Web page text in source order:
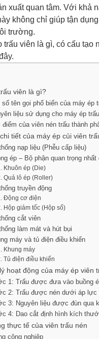
xuất quan tâm. Với khả
không chỉ giúp tận
trường.
trấu viên là gì, có cấu tạo
viên là gì?
số tên gọi phổ biến của máy ép
liệu sử dụng cho máy ép
điểm của viên nén trấu thành
tiết của máy ép củi viên
nạp liệu (Phễu cấp liệu)
ép – Bộ phận quan trọng nhất
Khuôn ép (Die)
Quả lô ép (Roller)
truyền động
Động cơ điện
Hộp giảm tốc (Hộp số)
cắt viên
làm mát và hút bụi
máy và tủ điện điều khiển
Khung máy
Tủ điện điều khiển
hoạt động của máy ép viên
1: Trấu được đưa vào buồng
2: Trấu được nén dưới áp lực
3: Nguyên liệu được đùn qua
4: Dao cắt định hình kích
thực tế của viên trấu nén
công nghiệp